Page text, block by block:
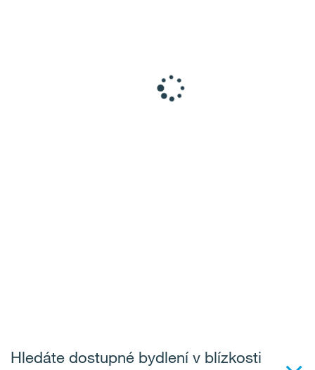
Hledáte dostupné bydlení v blízkosti